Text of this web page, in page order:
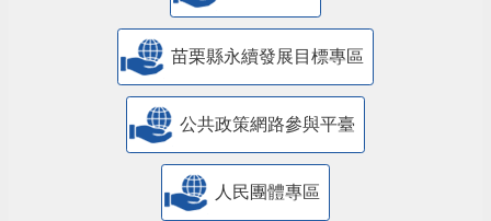
苗栗縣永續發展目標專區
公共政策網路參與平臺
人民團體專區